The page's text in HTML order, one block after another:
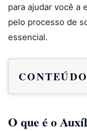
para ajudar você a
pelo processo de
essencial.
O que é o